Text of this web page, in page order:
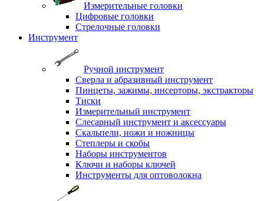
Измерительные головки
Цифровые головки
Стрелочные головки
Инструмент
Ручной инструмент
Сверла и абразивный инструмент
Пинцеты, зажимы, инсерторы, экстракторы
Тиски
Измерительный инструмент
Слесарный инструмент и аксессуары
Скальпели, ножи и ножницы
Степлеры и скобы
Наборы инструментов
Ключи и наборы ключей
Инструменты для оптоволокна